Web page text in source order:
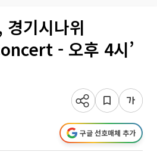
경기시나위
- 오후 4시’
구글 선호매체 추가